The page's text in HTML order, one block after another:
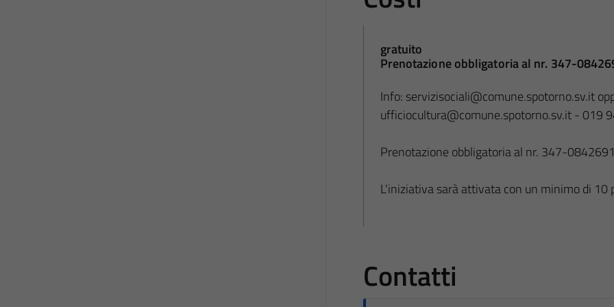
gratuito
Prenotazione obbligatoria al nr. 347-
Info: servizisociali@comune.spotorno.sv.it
ufficiocultura@comune.spotorno.sv.it - 019
Prenotazione obbligatoria al nr. 347-0842691
L'iniziativa sarà attivata con un minimo di 10
Contatti